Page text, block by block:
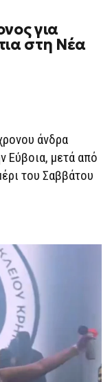
για
στη Νέα
άνδρα
Εύβοια, μετά από
του Σαββάτου